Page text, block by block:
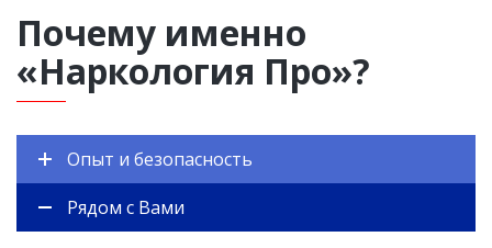
Почему именно
«Наркология Про»?
Опыт и безопасность
Рядом с Вами